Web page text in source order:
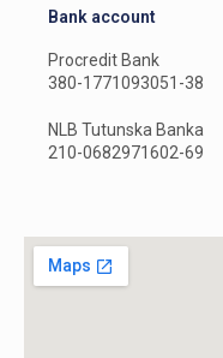
Bank account
Procredit Bank
380-1771093051-38
NLB Tutunska Banka
210-0682971602-69